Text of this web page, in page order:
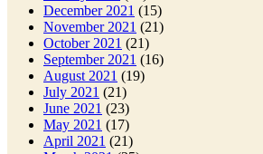
December 2021 (15)
November 2021 (21)
October 2021 (21)
September 2021 (16)
August 2021 (19)
July 2021 (21)
June 2021 (23)
May 2021 (17)
April 2021 (21)